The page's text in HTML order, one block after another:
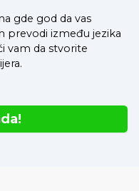
gde god da vas
prevodi između jezika
vam da stvorite